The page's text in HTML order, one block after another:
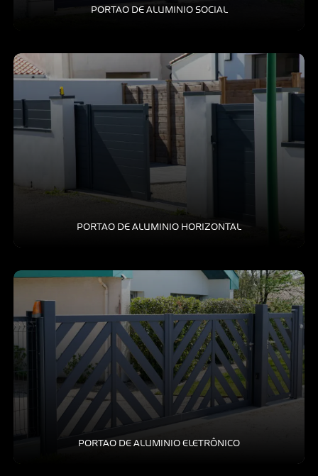
PORTAO DE ALUMINIO SOCIAL
PORTAO DE ALUMINIO HORIZONTAL
PORTAO DE ALUMINIO ELETRÔNICO